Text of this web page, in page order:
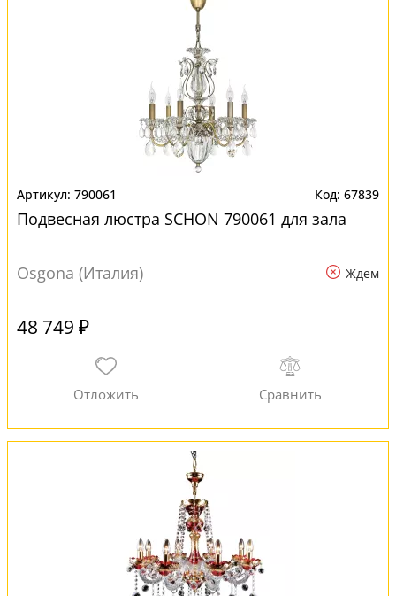
790061 67839
Подвесная люстра SCHON 790061 для зала
Osgona (Италия) Ждем
48 749 ₽